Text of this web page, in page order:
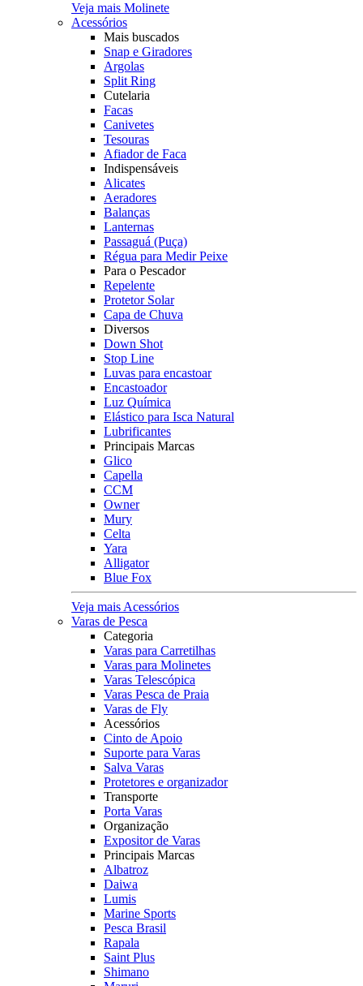
Veja mais Molinete
Acessórios
Mais buscados
Snap e Giradores
Argolas
Split Ring
Cutelaria
Facas
Canivetes
Tesouras
Afiador de Faca
Indispensáveis
Alicates
Aeradores
Balanças
Lanternas
Passaguá (Puça)
Régua para Medir Peixe
Para o Pescador
Repelente
Protetor Solar
Capa de Chuva
Diversos
Down Shot
Stop Line
Luvas para encastoar
Encastoador
Luz Química
Elástico para Isca Natural
Lubrificantes
Principais Marcas
Glico
Capella
CCM
Owner
Mury
Celta
Yara
Alligator
Blue Fox
Veja mais Acessórios
Varas de Pesca
Categoria
Varas para Carretilhas
Varas para Molinetes
Varas Telescópica
Varas Pesca de Praia
Varas de Fly
Acessórios
Cinto de Apoio
Suporte para Varas
Salva Varas
Protetores e organizador
Transporte
Porta Varas
Organização
Expositor de Varas
Principais Marcas
Albatroz
Daiwa
Lumis
Marine Sports
Pesca Brasil
Rapala
Saint Plus
Shimano